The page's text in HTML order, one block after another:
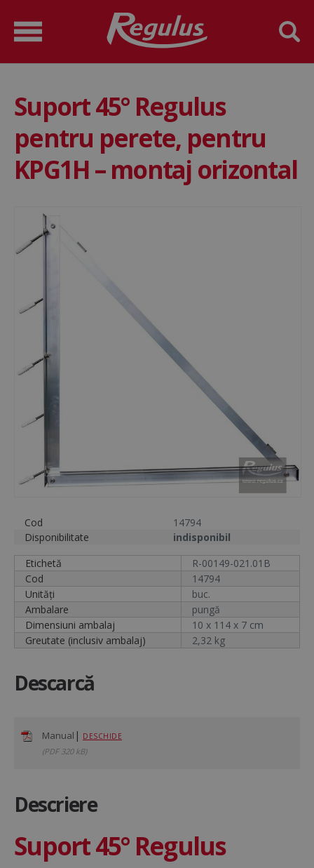
Suport 45° Regulus
pentru perete, pentru
KPG1H – montaj orizontal
Cod
14794
Disponibilitate
indisponibil
Etichetă
R-00149-021.01B
Cod
14794
Unități
buc.
Ambalare
pungă
Dimensiuni ambalaj
10 x 114 x 7 cm
Greutate (inclusiv ambalaj)
2,32 kg
Descarcă
Manual | DESCHIDE
(PDF 320 kB)
Descriere
Suport 45° Regulus